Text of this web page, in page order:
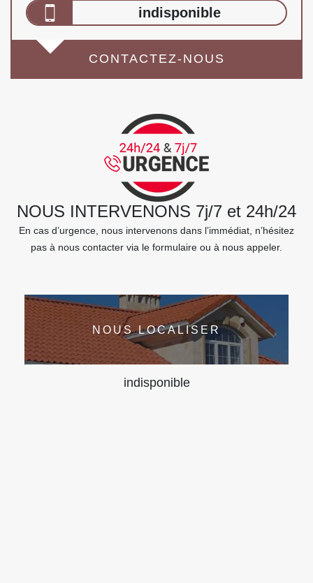
indisponible
CONTACTEZ-NOUS
NOUS INTERVENONS 7j/7 et 24h/24
En cas d’urgence, nous intervenons dans l’immédiat, n’hésitez
pas à nous contacter via le formulaire ou à nous appeler.
NOUS LOCALISER
indisponible